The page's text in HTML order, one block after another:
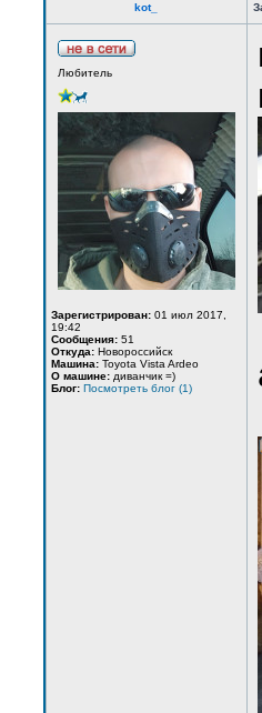
kot_
Любитель
Зарегистрирован: 01 июл 2017,
19:42
Сообщения: 51
Откуда: Новороссийск
Машина: Toyota Vista Ardeo
О машине: диванчик =)
Блог: Посмотреть блог (1)